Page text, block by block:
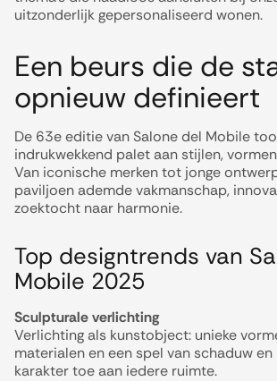
uitzonderlijk gepersonaliseerd wonen.
Een beurs die de
opnieuw definieert
De 63e editie van Salone del Mobile
indrukwekkend palet aan stijlen,
Van iconische merken tot jonge
paviljoen ademde vakmanschap,
zoektocht naar harmonie.
Top designtrends van
Mobile 2025
Sculpturale verlichting
Verlichting als kunstobject: unieke
materialen en een spel van schaduw
karakter toe aan iedere ruimte.